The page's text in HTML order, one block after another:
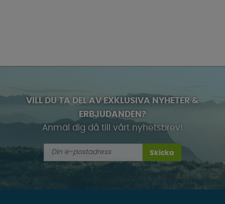
VILL DU TA DEL AV EXKLUSIVA NYHETER &
ERBJUDANDEN?
Anmäl dig då till vårt nyhetsbrev!
Skicka